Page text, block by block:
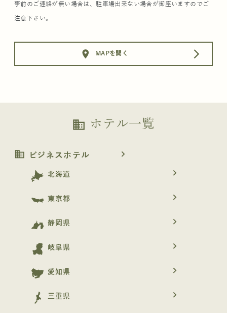
事前のご連絡が無い場合は、駐車場出来ない場合が御座いますのでご
注意下さい。
location_on MAPを開く arrow_forward_ios
business ホテル一覧
business ビジネスホテル navigate_next
北海道 navigate_next
東京都 navigate_next
静岡県 navigate_next
岐阜県 navigate_next
愛知県 navigate_next
三重県 navigate_next